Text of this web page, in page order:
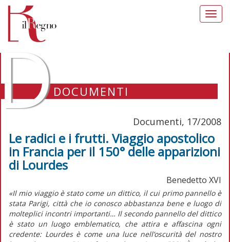
DOCUMENTI
Documenti, 17/2008
Le radici e i frutti. Viaggio apostolico
in Francia per il 150° delle apparizioni
di Lourdes
Benedetto XVI
«Il mio viaggio è stato come un dittico, il cui primo pannello è
stata Parigi, città che io conosco abbastanza bene e luogo di
molteplici incontri importanti… Il secondo pannello del dittico
è stato un luogo emblematico, che attira e affascina ogni
credente: Lourdes è come una luce nell’oscurità del nostro